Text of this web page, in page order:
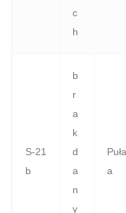
c
h
S‑21
b
b
r
a
k
d
a
n
y
a